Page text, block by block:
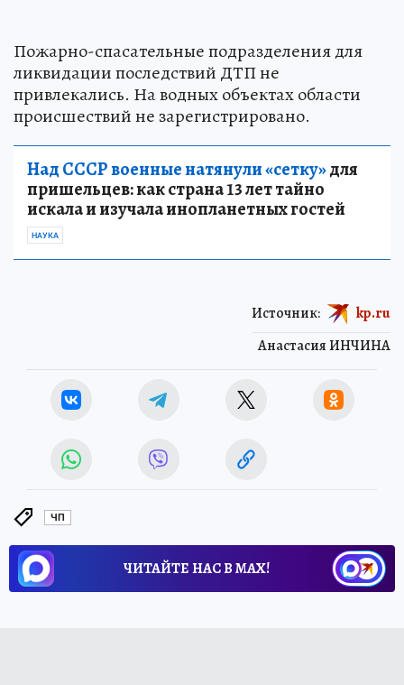
Пожарно-спасательные подразделения для
ликвидации последствий ДТП не
привлекались. На водных объектах области
происшествий не зарегистрировано.
Над СССР военные натянули «сетку»для
пришельцев: как страна 13 лет тайно
искала и изучала инопланетных гостей
НАУКА
Анастасия ИНЧИНА
Источник: kp.ru
ЧП
ЧИТАЙТЕ НАС В МАХ!